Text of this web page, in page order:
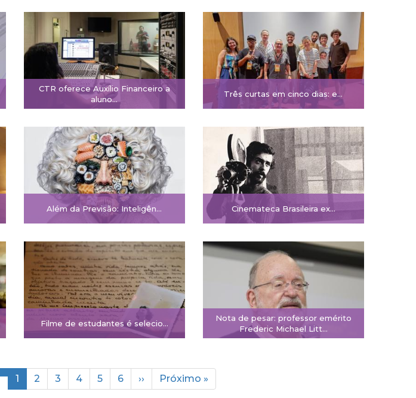
CTR oferece Auxílio Financeiro a
aluno…
Três curtas em cinco dias: e…
Além da Previsão: Inteligên… Cinemateca Brasileira ex…
Filme de estudantes é selecio…
Nota de pesar: professor emérito
Frederic Michael Litt…
Página
atual
1 Página
2 Página
3 Página
4 Página
5 Página
6
Próxima
página
››
Última
página
Próximo »